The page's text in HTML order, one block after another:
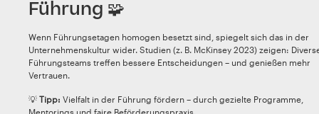
Führung 🧩
Wenn Führungsetagen homogen besetzt sind, spiegelt sich das in der
Unternehmenskultur wider. Studien (z. B. McKinsey 2023) zeigen:
Führungsteams treffen bessere Entscheidungen – und genießen mehr
Vertrauen.
💡 Tipp: Vielfalt in der Führung fördern – durch gezielte Programme,
Mentorings und faire Beförderungspraxis.